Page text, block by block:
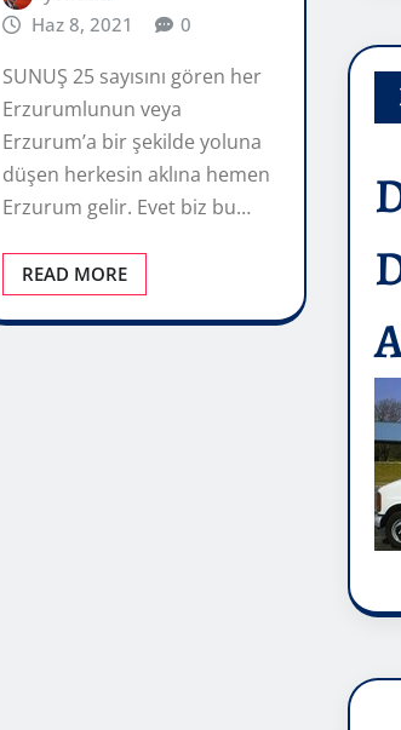
Haz 8, 2021
0
SUNUŞ 25 sayısını gören her
Erzurumlunun veya
Erzurum’a bir şekilde yoluna
düşen herkesin aklına hemen
Erzurum gelir. Evet biz bu…
READ MORE